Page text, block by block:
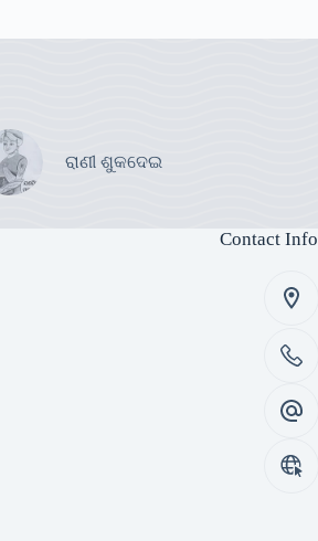
ରାଣୀ ଶୁକଦେଇ
Contact Info